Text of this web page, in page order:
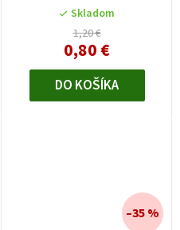
Skladom
1,20 €
0,80 €
DO KOŠÍKA
–35 %